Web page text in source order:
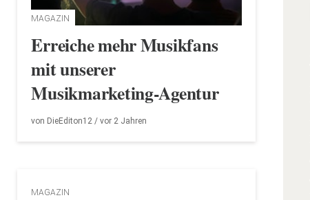
MAGAZIN
Erreiche mehr Musikfans
mit unserer
Musikmarketing-Agentur
von DieEditon12 / vor 2 Jahren
MAGAZIN